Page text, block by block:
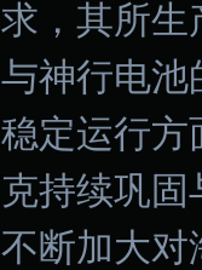
求，其所生
与神行电池
稳定运行方
克持续巩
不断加大对